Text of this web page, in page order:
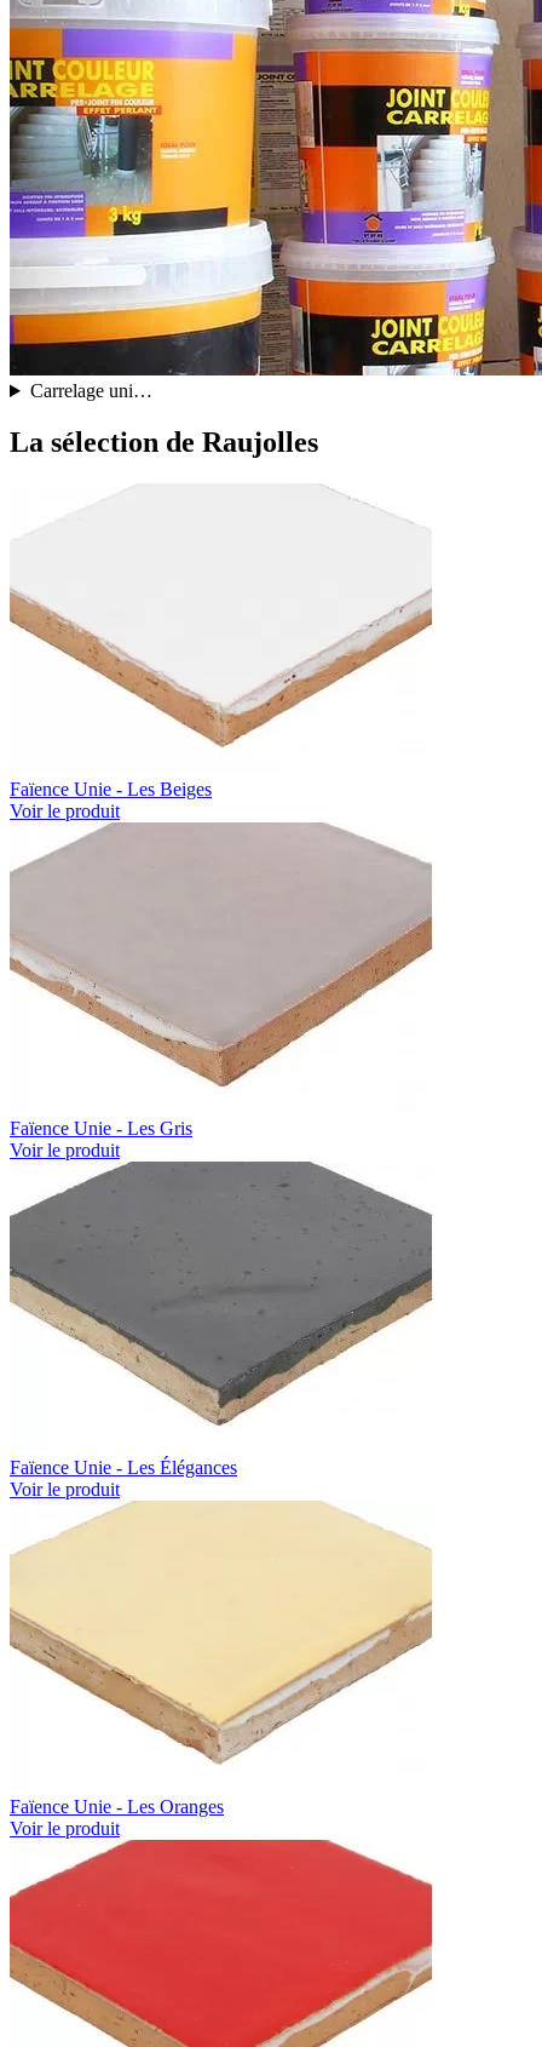
Carrelage uni…
La sélection de Raujolles
Faïence Unie - Les Beiges
Voir le produit
Faïence Unie - Les Gris
Voir le produit
Faïence Unie - Les Élégances
Voir le produit
Faïence Unie - Les Oranges
Voir le produit